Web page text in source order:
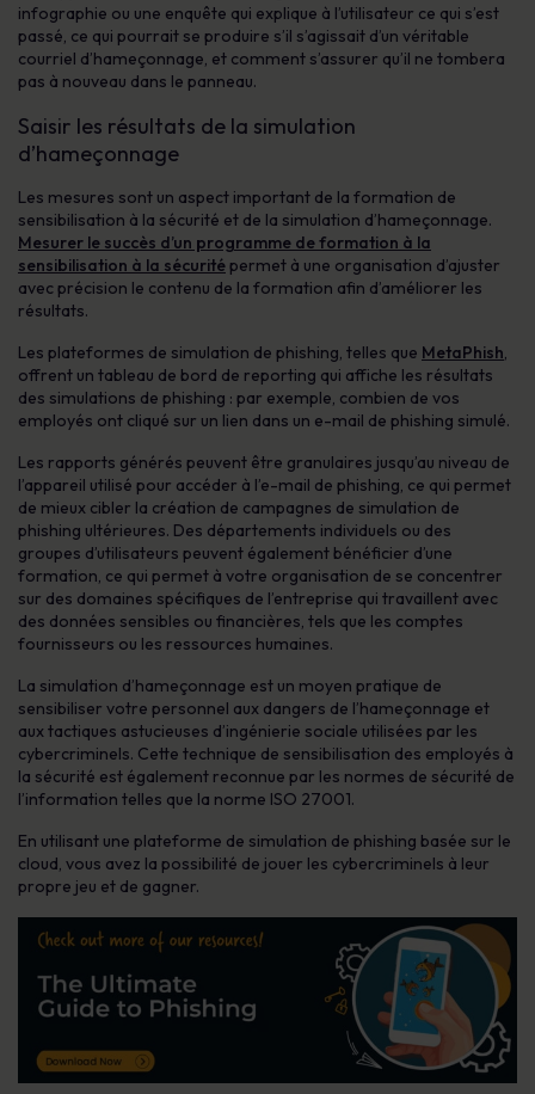
infographie ou une enquête qui explique à l’utilisateur ce qui s’est
passé, ce qui pourrait se produire s’il s’agissait d’un véritable
courriel d’hameçonnage, et comment s’assurer qu’il ne tombera
pas à nouveau dans le panneau.
Saisir les résultats de la simulation
d’hameçonnage
Les mesures sont un aspect important de la formation de
sensibilisation à la sécurité et de la simulation d’hameçonnage.
Mesurer le succès d’un programme de formation à la
sensibilisation à la sécuritépermet à une organisation d’ajuster
avec précision le contenu de la formation afin d’améliorer les
résultats.
Les plateformes de simulation de phishing, telles que MetaPhish,
offrent un tableau de bord de reporting qui affiche les résultats
des simulations de phishing : par exemple, combien de vos
employés ont cliqué sur un lien dans un e-mail de phishing simulé.
Les rapports générés peuvent être granulaires jusqu’au niveau de
l’appareil utilisé pour accéder à l’e-mail de phishing, ce qui permet
de mieux cibler la création de campagnes de simulation de
phishing ultérieures. Des départements individuels ou des
groupes d’utilisateurs peuvent également bénéficier d’une
formation, ce qui permet à votre organisation de se concentrer
sur des domaines spécifiques de l’entreprise qui travaillent avec
des données sensibles ou financières, tels que les comptes
fournisseurs ou les ressources humaines.
La simulation d’hameçonnage est un moyen pratique de
sensibiliser votre personnel aux dangers de l’hameçonnage et
aux tactiques astucieuses d’ingénierie sociale utilisées par les
cybercriminels. Cette technique de sensibilisation des employés à
la sécurité est également reconnue par les normes de sécurité de
l’information telles que la norme ISO 27001.
En utilisant une plateforme de simulation de phishing basée sur le
cloud, vous avez la possibilité de jouer les cybercriminels à leur
propre jeu et de gagner.